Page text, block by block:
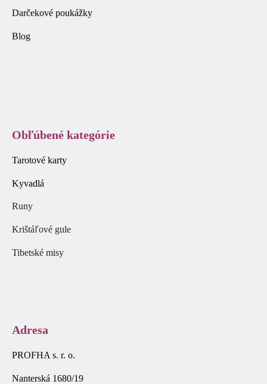
Darčekové poukážky
Blog
Obľúbené kategórie
Tarotové karty
Kyvadlá
Runy
Krištáľové gule
Tibetské misy
Adresa
PROFHA s. r. o.
Nanterská 1680/19